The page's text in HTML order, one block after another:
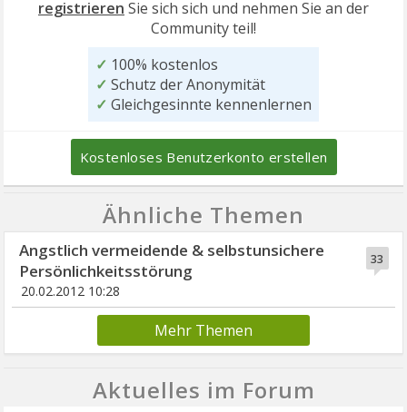
registrieren Sie sich sich und nehmen Sie an der
Community teil!
✓ 100% kostenlos
✓ Schutz der Anonymität
✓ Gleichgesinnte kennenlernen
Kostenloses Benutzerkonto erstellen
Ähnliche Themen
33
Angstlich vermeidende & selbstunsichere
Persönlichkeitsstörung
20.02.2012 10:28
Mehr Themen
Aktuelles im Forum